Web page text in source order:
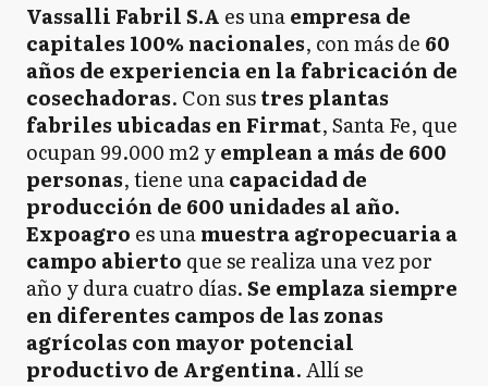
Vassalli Fabril S.A es unaempresa de
capitales 100% nacionales, con más de 60
años de experiencia en la fabricación de
cosechadoras. Con sustres plantas
fabriles ubicadas en Firmat, Santa Fe, que
ocupan 99.000 m2 yemplean a más de 600
personas, tiene unacapacidad de
producción de 600 unidades al año.
Expoagro es unamuestra agropecuaria a
campo abierto que se realiza una vez por
año y dura cuatro días.Se emplaza siempre
en diferentes campos de las zonas
agrícolas con mayor potencial
productivo de Argentina. Allí se